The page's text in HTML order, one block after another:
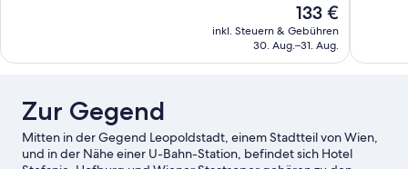
Bewertungen
Der
Preis
beträgt
133 €
inkl. Steuern & Gebühren
30. Aug.–31. Aug.
Zur Gegend
Mitten in der Gegend Leopoldstadt, einem Stadtteil von Wien,
und in der Nähe einer U-Bahn-Station, befindet sich Hotel